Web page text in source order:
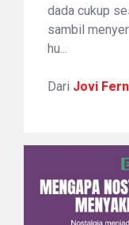
dada cukup
sambil
hu...
Dari Jovi